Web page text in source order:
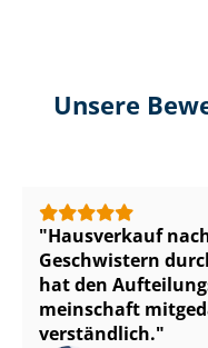
Unsere
Hausverkauf
Geschwistern
hat den
mein­schaft
ver­ständ­lich.